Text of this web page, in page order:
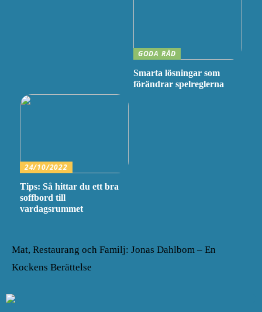
GODA RÅD
Smarta lösningar som
förändrar spelreglerna
24/10/2022
Tips: Så hittar du ett bra
soffbord till
vardagsrummet
Mat, Restaurang och Familj: Jonas Dahlbom – En
Kockens Berättelse